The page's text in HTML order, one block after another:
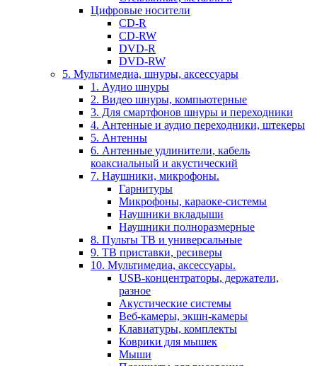
Цифровые носители
CD-R
CD-RW
DVD-R
DVD-RW
5. Мультимедиа, шнуры, аксессуары
1. Аудио шнуры
2. Видео шнуры, компьютерные
3. Для смартфонов шнуры и переходники
4. Антенные и аудио переходники, штекеры
5. Антенны
6. Антенные удлинители, кабель
коаксиальный и акустический
7. Наушники, микрофоны.
Гарнитуры
Микрофоны, караоке-системы
Наушники вкладыши
Наушники полноразмерные
8. Пульты ТВ и универсальные
9. ТВ приставки, ресиверы
10. Мультимедиа, аксессуары.
USB-концентраторы, держатели,
разное
Акустические системы
Веб-камеры, экшн-камеры
Клавиатуры, комплекты
Коврики для мышек
Мыши